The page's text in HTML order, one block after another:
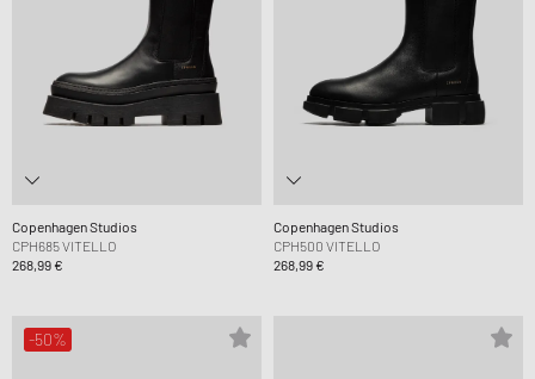
Copenhagen Studios
CPH685 VITELLO
268,99 €
Copenhagen Studios
CPH500 VITELLO
268,99 €
-50%